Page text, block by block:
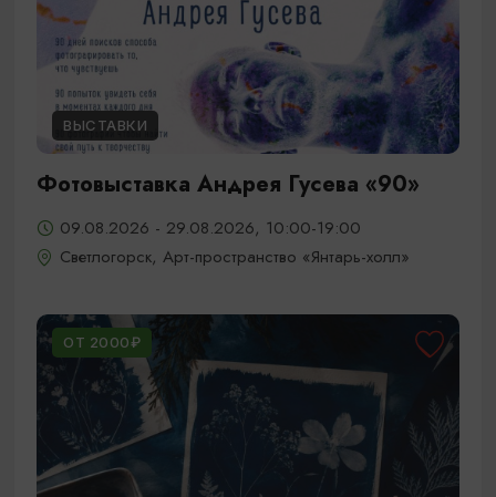
ВЫСТАВКИ
Фотовыставка Андрея Гусева «90»
09.08.2026 - 29.08.2026, 10:00-19:00
Светлогорск, Арт-пространство «Янтарь-холл»
ОТ 2000₽